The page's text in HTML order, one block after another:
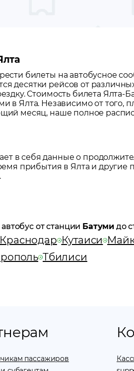
билеты на автобусное
десятки рейсов от
Стоимость билета Ялта-
в Ялта. Независимо от того,
месяц, наше полное
в себя данные о
прибытия в Ялта и другие
от станции Батуми до
Краснодар Кутаиси
Тбилиси
пассажиров